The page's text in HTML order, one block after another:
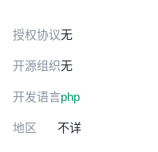
授权协议无
开源组织无
开发语言php
地区 不详